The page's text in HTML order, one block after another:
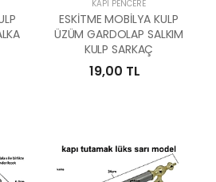
KAPI PENCERE
ESKİTME MOBİLYA KULP
ÜZÜM GARDOLAP SALKIM
KULP SARKAÇ
19,00 TL